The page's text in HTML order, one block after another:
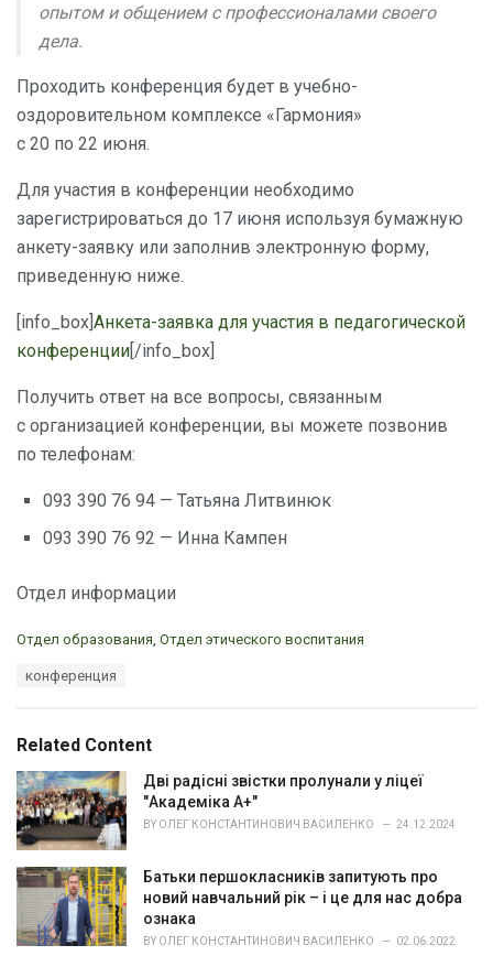
опытом и общением с профессионалами своего
дела.
Проходить конференция будет в учебно-
оздоровительном комплексе «Гармония»
с 20 по 22 июня.
Для участия в конференции необходимо
зарегистрироваться до 17 июня используя бумажную
анкету-заявку или заполнив электронную форму,
приведенную ниже.
[info_box]Анкета-заявка для участия в педагогической
конференции[/info_box]
Получить ответ на все вопросы, связанным
с организацией конференции, вы можете позвонив
по телефонам:
093 390 76 94 — Татьяна Литвинюк
093 390 76 92 — Инна Кампен
Отдел информации
C
o
i
e
s
:
Отдел образования Отдел этического воспитания
:
конференция
Related Content
Дві радісні звістки пролунали у ліцеї
"Академіка А+"
BY ОЛЕГ КОНСТАНТИНОВИЧ ВАСИЛЕНКО 24.12.2024
Батьки першокласників запитують про
новий навчальний рік – і це для нас добра
ознака
BY ОЛЕГ КОНСТАНТИНОВИЧ ВАСИЛЕНКО 02.06.2022